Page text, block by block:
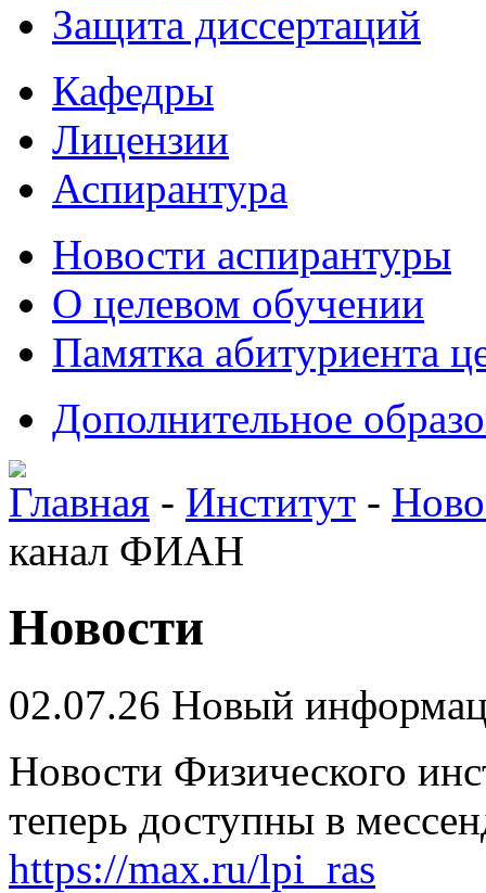
Защита диссертаций
Кафедры
Лицензии
Аспирантура
Новости аспирантуры
О целевом обучении
Памятка абитуриента
Дополнительное
Главная - Институт -
канал ФИАН
Новости
02.07.26 Новый
Новости Физического
теперь доступны в
https://max.ru/lpi_ras